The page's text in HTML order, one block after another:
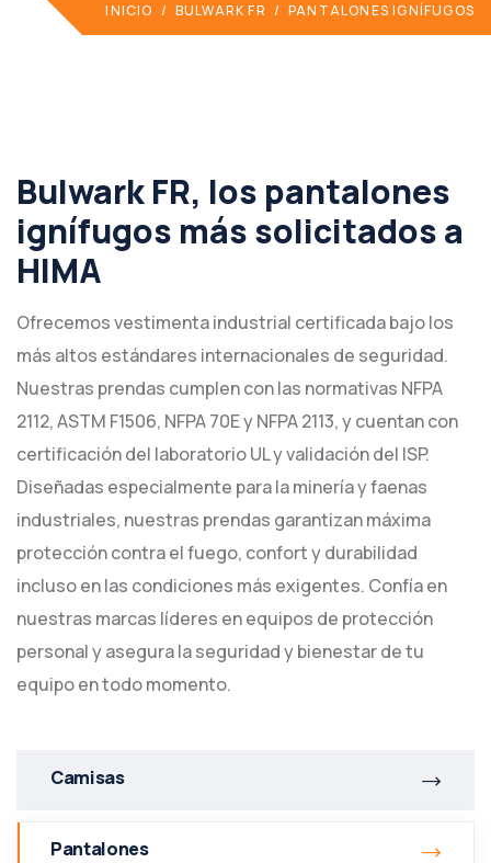
INICIO / BULWARK FR / PANTALONES IGNÍFUGOS
Bulwark FR, los pantalones
ignífugos más solicitados a
HIMA
Ofrecemos vestimenta industrial certificada bajo los
más altos estándares internacionales de seguridad.
Nuestras prendas cumplen con las normativas NFPA
2112, ASTM F1506, NFPA 70E y NFPA 2113, y cuentan con
certificación del laboratorio UL y validación del ISP.
Diseñadas especialmente para la minería y faenas
industriales, nuestras prendas garantizan máxima
protección contra el fuego, confort y durabilidad
incluso en las condiciones más exigentes. Confía en
nuestras marcas líderes en equipos de protección
personal y asegura la seguridad y bienestar de tu
equipo en todo momento.
Camisas
Pantalones